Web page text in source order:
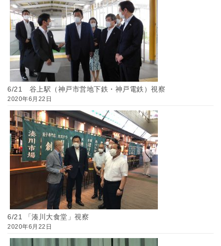
6/21 谷上駅（神戸市営地下鉄・神戸電鉄）視察
2020年6月22日
6/21 「湊川大食堂」視察
2020年6月22日